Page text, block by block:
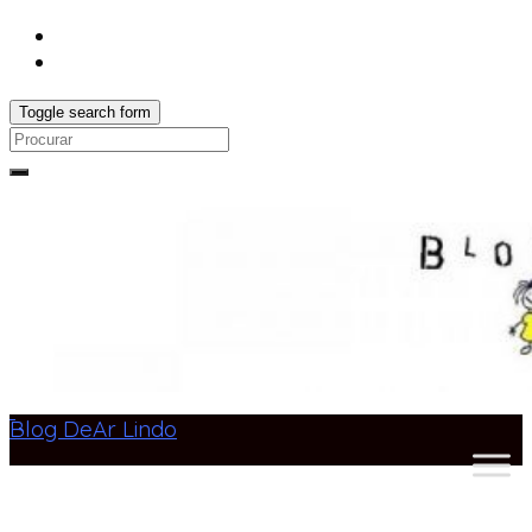
Toggle search form
Search
Blog DeAr Lindo